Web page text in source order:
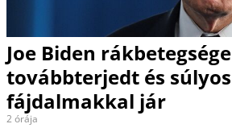
Joe Biden rákbetegsége
továbbterjedt és súlyos
fájdalmakkal jár
2 órája